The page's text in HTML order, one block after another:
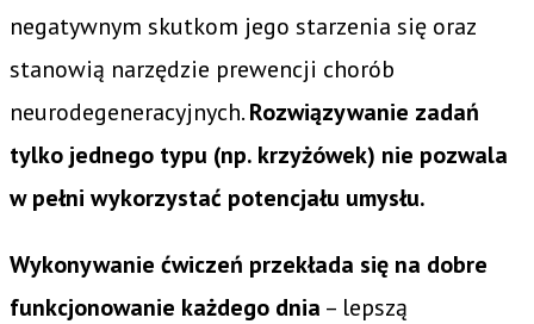
negatywnym skutkom jego starzenia się oraz
stanowią narzędzie prewencji chorób
neurodegeneracyjnych.Rozwiązywanie zadań
tylko jednego typu (np. krzyżówek) nie pozwala
w pełni wykorzystać potencjału umysłu.
Wykonywanie ćwiczeń przekłada się na dobre
funkcjonowanie każdego dnia – lepszą